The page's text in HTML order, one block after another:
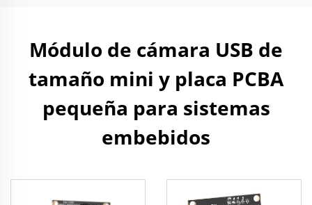
Módulo de cámara USB de
tamaño mini y placa PCBA
pequeña para sistemas
embebidos